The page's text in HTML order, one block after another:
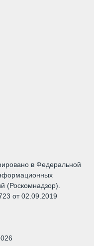
в Федеральной
(Роскомнадзор).
от 02.09.2019